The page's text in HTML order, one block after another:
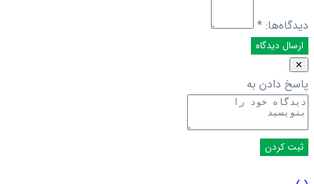
دیدگاه‌ها: *
✕
پاسخ دادن به